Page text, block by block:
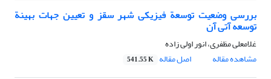
بررسی وضعیت توسعة فیزیکی شهر سقز و تعیین جهات بهینة
توسعه آتی آن
غلامعلی مظفری، انور اولی زاده
مشاهده مقاله
اصل مقاله 541.55 K